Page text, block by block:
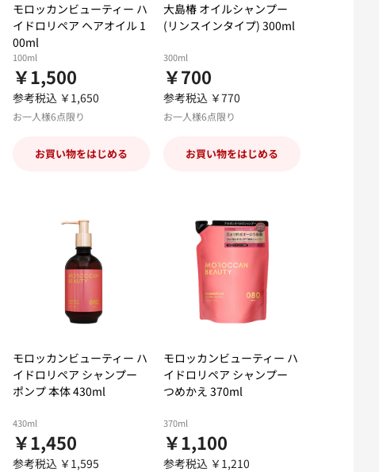
モロッカンビューティー ハ
イドロリペア ヘアオイル 1
00ml
100ml
￥1,500
参考税込 ￥1,650
お一人様6点限り
お買い物をはじめる
大島椿 オイルシャンプー
(リンスインタイプ) 300ml
300ml
￥700
参考税込 ￥770
お一人様6点限り
お買い物をはじめる
モロッカンビューティー ハ
イドロリペア シャンプー
ポンプ 本体 430ml
430ml
￥1,450
参考税込 ￥1,595
モロッカンビューティー ハ
イドロリペア シャンプー
つめかえ 370ml
370ml
￥1,100
参考税込 ￥1,210